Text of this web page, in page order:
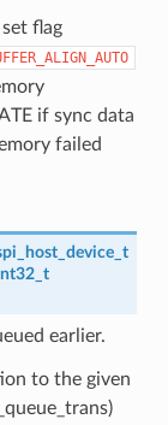
set flag
if sync data
failed
earlier.
to the given